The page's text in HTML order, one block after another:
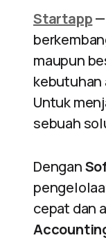
Startapp
maupun
kebutuhan
Untuk
sebuah
Dengan
cepat dan